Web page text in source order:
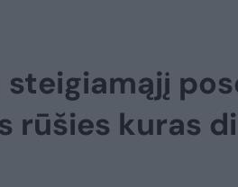
rūšies kuras